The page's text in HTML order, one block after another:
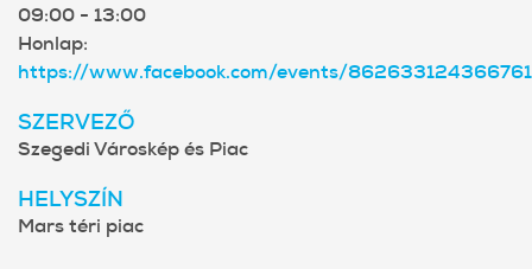
09:00 - 13:00
Honlap:
https://www.facebook.com/events/862633124366761
SZERVEZŐ
Szegedi Városkép és Piac
HELYSZÍN
Mars téri piac